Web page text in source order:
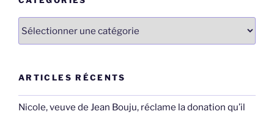
ARTICLES RÉCENTS
Nicole, veuve de Jean Bouju, réclame la donation qu’il